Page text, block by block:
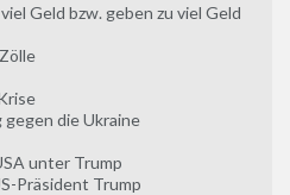
Geld bzw. geben zu viel Geld
die Ukraine
unter Trump
Präsident Trump